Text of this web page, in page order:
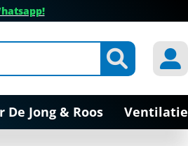
De Jong & Roos Ventilatie